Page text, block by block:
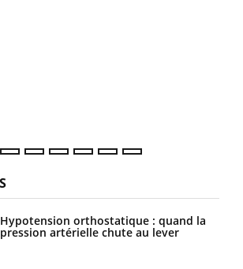
Hypotension orthostatique : quand la
pression artérielle chute au lever